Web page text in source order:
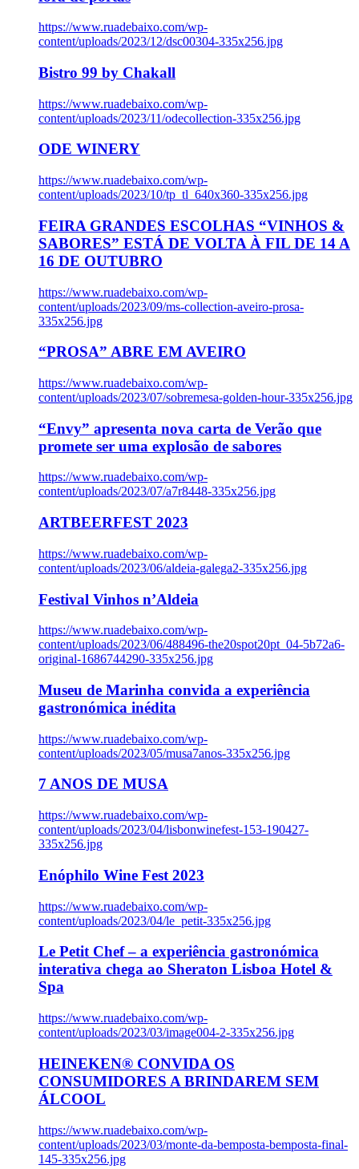
https://www.ruadebaixo.com/wp-
content/uploads/2023/12/dsc00304-335x256.jpg
Bistro 99 by Chakall
https://www.ruadebaixo.com/wp-
content/uploads/2023/11/odecollection-335x256.jpg
ODE WINERY
https://www.ruadebaixo.com/wp-
content/uploads/2023/10/tp_tl_640x360-335x256.jpg
FEIRA GRANDES ESCOLHAS “VINHOS &
SABORES” ESTÁ DE VOLTA À FIL DE 14 A
16 DE OUTUBRO
https://www.ruadebaixo.com/wp-
content/uploads/2023/09/ms-collection-aveiro-prosa-
335x256.jpg
“PROSA” ABRE EM AVEIRO
https://www.ruadebaixo.com/wp-
content/uploads/2023/07/sobremesa-golden-hour-335x256.jpg
“Envy” apresenta nova carta de Verão que
promete ser uma explosão de sabores
https://www.ruadebaixo.com/wp-
content/uploads/2023/07/a7r8448-335x256.jpg
ARTBEERFEST 2023
https://www.ruadebaixo.com/wp-
content/uploads/2023/06/aldeia-galega2-335x256.jpg
Festival Vinhos n’Aldeia
https://www.ruadebaixo.com/wp-
content/uploads/2023/06/488496-the20spot20pt_04-5b72a6-
original-1686744290-335x256.jpg
Museu de Marinha convida a experiência
gastronómica inédita
https://www.ruadebaixo.com/wp-
content/uploads/2023/05/musa7anos-335x256.jpg
7 ANOS DE MUSA
https://www.ruadebaixo.com/wp-
content/uploads/2023/04/lisbonwinefest-153-190427-
335x256.jpg
Enóphilo Wine Fest 2023
https://www.ruadebaixo.com/wp-
content/uploads/2023/04/le_petit-335x256.jpg
Le Petit Chef – a experiência gastronómica
interativa chega ao Sheraton Lisboa Hotel &
Spa
https://www.ruadebaixo.com/wp-
content/uploads/2023/03/image004-2-335x256.jpg
HEINEKEN® CONVIDA OS
CONSUMIDORES A BRINDAREM SEM
ÁLCOOL
https://www.ruadebaixo.com/wp-
content/uploads/2023/03/monte-da-bemposta-bemposta-final-
145-335x256.jpg